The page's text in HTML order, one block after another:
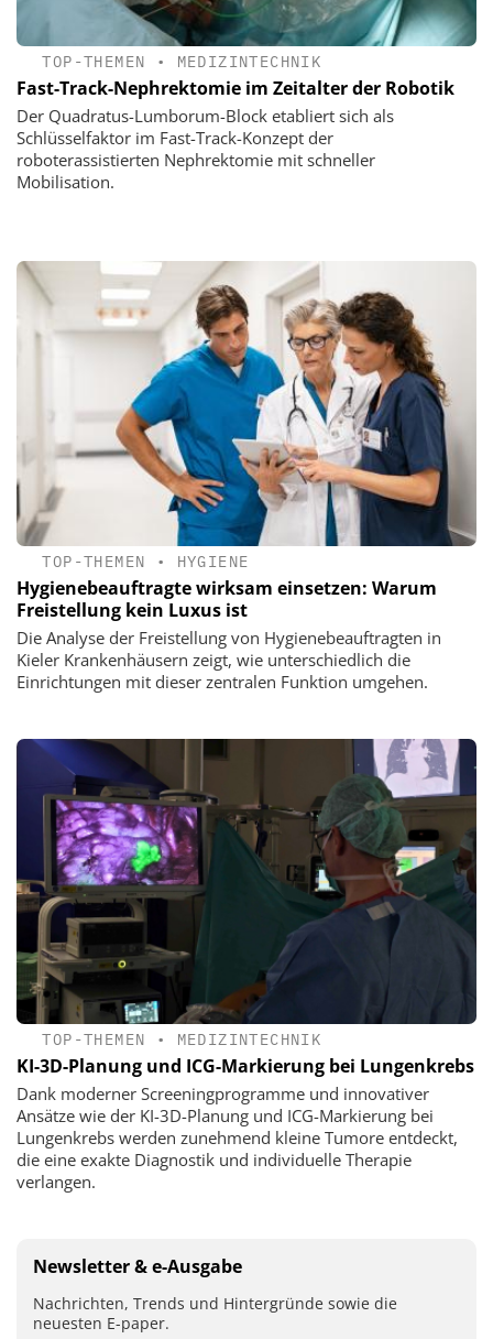
TOP-THEMEN • MEDIZINTECHNIK
Fast-Track-Nephrektomie im Zeitalter der Robotik
Der Quadratus-Lumborum-Block etabliert sich als
Schlüsselfaktor im Fast-Track-Konzept der
roboterassistierten Nephrektomie mit schneller
Mobilisation.
TOP-THEMEN • HYGIENE
Hygienebeauftragte wirksam einsetzen: Warum
Freistellung kein Luxus ist
Die Analyse der Freistellung von Hygienebeauftragten in
Kieler Krankenhäusern zeigt, wie unterschiedlich die
Einrichtungen mit dieser zentralen Funktion umgehen.
TOP-THEMEN • MEDIZINTECHNIK
KI-3D-Planung und ICG-Markierung bei Lungenkrebs
Dank moderner Screeningprogramme und innovativer
Ansätze wie der KI-3D-Planung und ICG-Markierung bei
Lungenkrebs werden zunehmend kleine Tumore entdeckt,
die eine exakte Diagnostik und individuelle Therapie
verlangen.
Newsletter & e-Ausgabe
Nachrichten, Trends und Hintergründe sowie die
neuesten E-paper.